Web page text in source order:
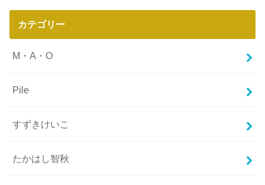
カテゴリー
M・A・O
Pile
すずきけいこ
たかはし智秋